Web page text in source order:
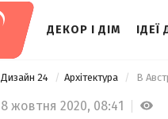
ДЕКОР І ДІМ ІДЕЇ
Дизайн 24 Архітектура
8 жовтня 2020, 08:41